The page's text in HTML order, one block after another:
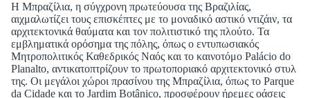
Η Μπραζίλια, η σύγχρονη πρωτεύουσα της Βραζιλίας,
αιχμαλωτίζει τους επισκέπτες με το μοναδικό αστικό ντιζάιν, τα
αρχιτεκτονικά θαύματα και τον πολιτιστικό της πλούτο. Τα
εμβληματικά ορόσημα της πόλης, όπως ο εντυπωσιακός
Μητροπολιτικός Καθεδρικός Ναός και το καινοτόμο Palácio do
Planalto, αντικατοπτρίζουν το πρωτοποριακό αρχιτεκτονικό στυλ
της. Οι μεγάλοι χώροι πρασίνου της Μπραζίλια, όπως το Parque
da Cidade και το Jardim Botânico, προσφέρουν ήρεμες οάσεις